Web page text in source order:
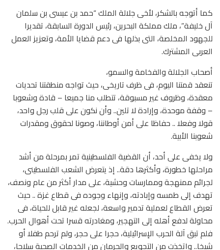
كما أتوجه بالشكر، لأخى جلالة الملك “حمد بن عيسى بن سلمان
آل خليفة”، ملك مملكة البحرين، رئيس الدورة السابقة، تقديرا
للجهود المخلصة، التى بذلها فى دعم قضايا الأمة، وتعزيز العمل
العربى المشترك.
أصحاب الجلالة والفخامة والسمو،
تنعقد قمتنا اليوم، فى ظرف تاريخى، حيث تواجه منطقتنا تحديات
معقدة، وظروف غير مسبوقة، تتطلب منا جميعا – قادة وشعوبا
– وقفة موحدة، وإرادة لا تلين.. وأن نكون على قلب رجل واحد،
قولا وفعلا .. حفاظا على أمن أوطاننا، وصونا لحقوق ومقدرات
شعوبنا الأبية.
ولا يخفى على أحد، أن القضية الفلسطينية تمر بمرحلة من أشد
مراحلها خطورة، وأكثرها دقة.. إذ يتعرض الشعب الفلسطينى،
لجرائم ممنهجة وممارسات وحشية، على مدار أكثر من عام ونصف،
تهدف إلى طمسه وإبادته، وإنهاء وجوده فى قطاع غزة .. حيث
تعرض القطاع لعملية تدمير واسعة، لجعله غير قابل للحياة، فى
محاولة لدفع أهله إلى التهجير، ومغادرته قسرا تحت أهوال الحرب.
فلم تبق آلة الحرب الإسرائيلية، حجرا على حجر، ولم ترحم طفلا أو
شيخا.. واتخذت من التجويع والحرمان من الخدمات الصحية سلاحا،